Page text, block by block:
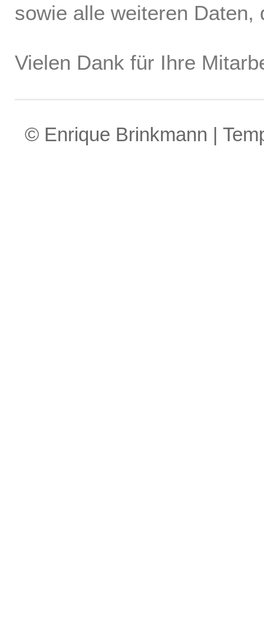
sowie alle weiteren
Vielen Dank für Ihre
© Enrique Brinkmann |